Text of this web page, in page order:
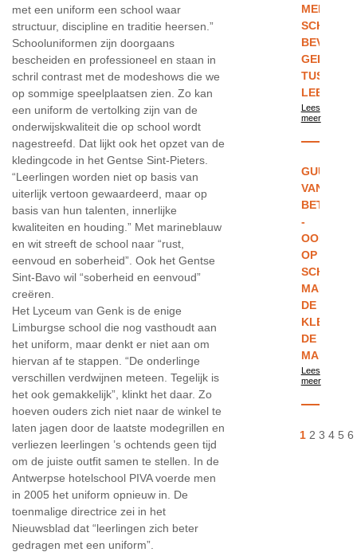
met een uniform een school waar
structuur, discipline en traditie heersen.”
Schooluniformen zijn doorgaans
bescheiden en professioneel en staan in
schril contrast met de modeshows die we
op sommige speelplaatsen zien. Zo kan
een uniform de vertolking zijn van de
onderwijskwaliteit die op school wordt
nagestreefd. Dat lijkt ook het opzet van de
kledingcode in het Gentse Sint-Pieters.
“Leerlingen worden niet op basis van
uiterlijk vertoon gewaardeerd, maar op
basis van hun talenten, innerlijke
kwaliteiten en houding.” Met marineblauw
en wit streeft de school naar “rust,
eenvoud en soberheid”. Ook het Gentse
Sint-Bavo wil “soberheid en eenvoud”
creëren.
Het Lyceum van Genk is de enige
Limburgse school die nog vasthoudt aan
het uniform, maar denkt er niet aan om
hiervan af te stappen. “De onderlinge
verschillen verdwijnen meteen. Tegelijk is
het ook gemakkelijk”, klinkt het daar. Zo
hoeven ouders zich niet naar de winkel te
laten jagen door de laatste modegrillen en
verliezen leerlingen ’s ochtends geen tijd
om de juiste outfit samen te stellen. In de
Antwerpse hotelschool PIVA voerde men
in 2005 het uniform opnieuw in. De
toenmalige directrice zei in het
Nieuwsblad dat “leerlingen zich beter
gedragen met een uniform”.
MENING:
TUSSEN
Lees
meer
GUUS
VAN
BETTEN
-
OOK
OP
SCHOOL
MAKEN
DE
KLEREN
DE
MAN
Lees
meer
1 2 3 4 5 6